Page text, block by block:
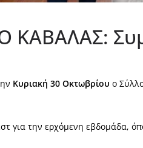
Κυριακή 30 Οκτωβρίου ο
για την ερχόμενη εβδομάδα,